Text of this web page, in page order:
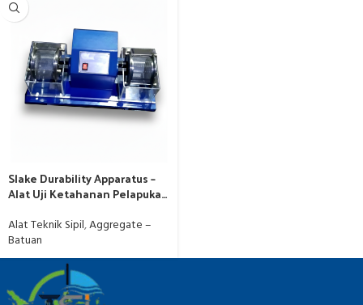
Slake Durability Apparatus –
Alat Uji Ketahanan Pelapukan
Alat Teknik Sipil,Aggregate –
Batuan